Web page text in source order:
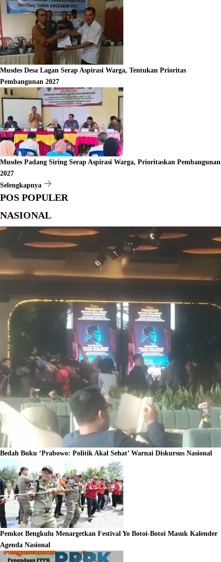
Musdes Desa Lagan Serap Aspirasi Warga, Tentukan Prioritas
Pembangunan 2027
Musdes Padang Siring Serap Aspirasi Warga, Prioritaskan Pembangunan
2027
Selengkapnya
POS POPULER
NASIONAL
Bedah Buku ‘Prabowo: Politik Akal Sehat’ Warnai Diskursus Nasional
Pemkot Bengkulu Menargetkan Festival Yo Botoi-Botoi Masuk Kalender
Agenda Nasional